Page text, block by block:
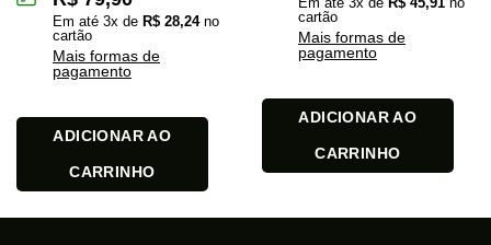
Em até 3x de R$ 28,24no
cartão
Mais formas de
pagamento
ADICIONAR AO
CARRINHO
cartão
Mais formas de
pagamento
ADICIONAR AO
CARRINHO